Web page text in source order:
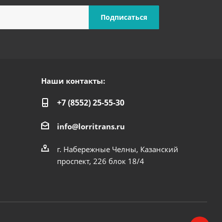
Наши контакты:
+7 (8552) 25-55-30
info@lorritrans.ru
г. Набережные Челны, Казанский
проспект, 226 блок 18/4